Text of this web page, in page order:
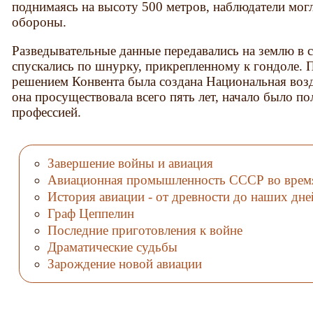
поднимаясь на высоту 500 метров, наблюдатели
обороны.
Разведывательные данные передавались на землю в
спускались по шнурку, прикрепленному к гондоле.
решением Конвента была создана Национальная
она просуществовала всего пять лет, начало было
профессией.
Завершение войны и авиация
Авиационная промышленность СССР во
История авиации - от древности до наших
Граф Цеппелин
Последние приготовления к войне
Драматические судьбы
Зарождение новой авиации